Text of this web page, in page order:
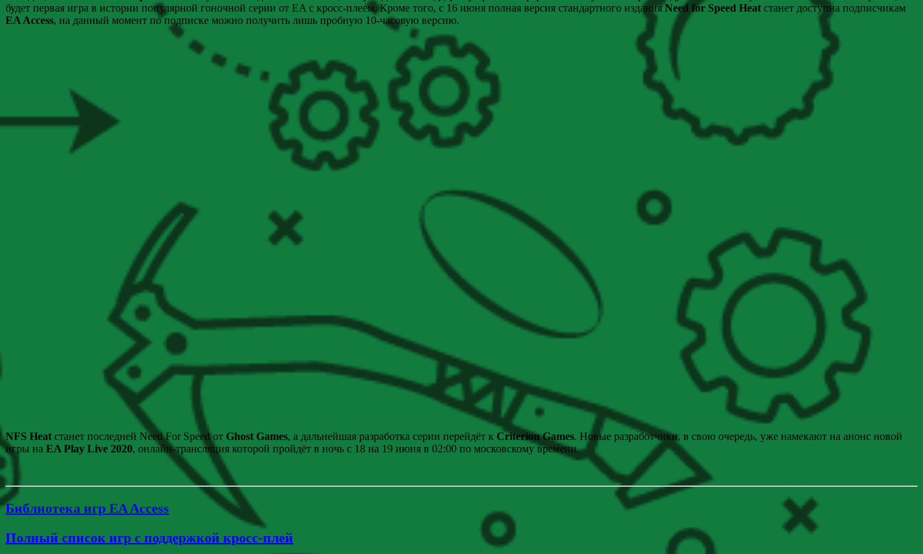
будет первая игра в истории популярной гоночной серии от EA с кросс-плеем. Кроме того, с 16 июня полная версия стандартного изданияNeed for Speed Heat станет доступна подписчикам
EA Access, на данный момент по подписке можно получить лишь пробную 10-часовую версию.
NFS Heat станет последней Need For Speed от Ghost Games, а дальнейшая разработка серии перейдёт к Criterion Games. Новые разработчики, в свою очередь, уже намекают на анонс новой
игры на EA Play Live 2020, онлайн-трансляция которой пройдёт в ночь с 18 на 19 июня в 02:00 по московскому времени.
Библиотека игр EA Access
Полный список игр с поддержкой кросс-плей